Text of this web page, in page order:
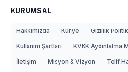
KURUMSAL
Hakkımızda Künye Gizlilik
Kullanım Şartları KVKK Aydınlatma
İletişim Misyon & Vizyon Telif